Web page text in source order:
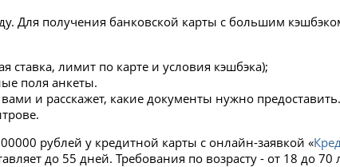
Для получения банковской карты с большим
лимит по карте и условия кэшбэка);
поля анкеты.
и расскажет, какие документы нужно предоставить.
рублей у кредитной карты с онлайн-заявкой «
до 55 дней. Требования по возрасту - от 18 до 70